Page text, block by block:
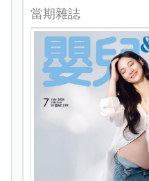
當期雜誌